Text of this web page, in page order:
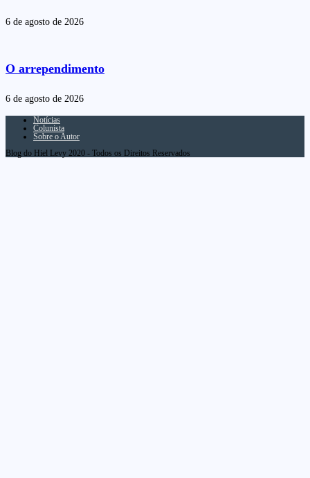
6 de agosto de 2026
O arrependimento
6 de agosto de 2026
Notícias
Colunista
Sobre o Autor
Blog do Hiel Levy 2020 - Todos os Direitos Reservados